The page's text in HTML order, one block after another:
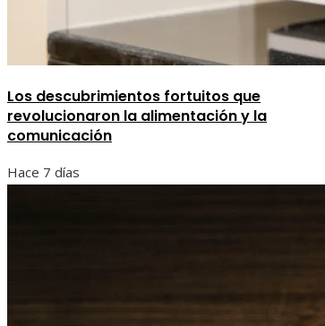
Los descubrimientos fortuitos que
revolucionaron la alimentación y la
comunicación
Hace 7 días